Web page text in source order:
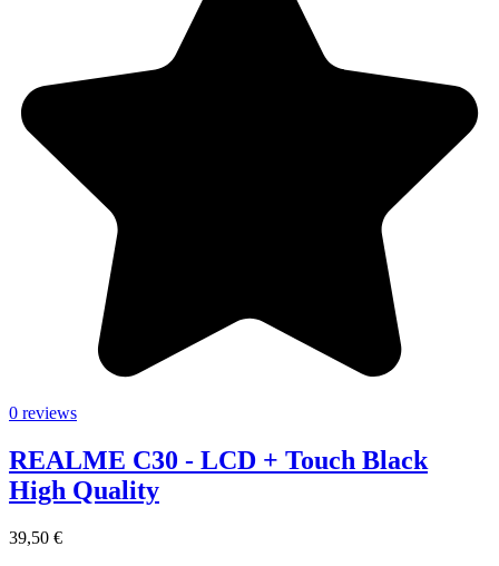
0 reviews
REALME C30 - LCD + Touch Black
High Quality
39,50 €